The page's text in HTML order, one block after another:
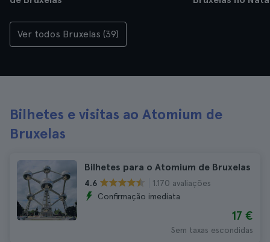
Ver todos Bruxelas (39)
Bilhetes e visitas ao Atomium de
Bruxelas
Bilhetes para o Atomium de Bruxelas
4.6
1.170 avaliações
Confirmação imediata
17 €
Sem taxas escondidas